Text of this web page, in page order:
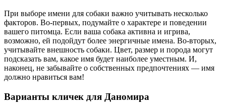
При выборе имени для собаки важно учитывать несколько
факторов. Во-первых, подумайте о характере и поведении
вашего питомца. Если ваша собака активна и игрива,
возможно, ей подойдут более энергичные имена. Во-вторых,
учитывайте внешность собаки. Цвет, размер и порода могут
подсказать вам, какое имя будет наиболее уместным. И,
наконец, не забывайте о собственных предпочтениях — имя
должно нравиться вам!
Варианты кличек для Даномира